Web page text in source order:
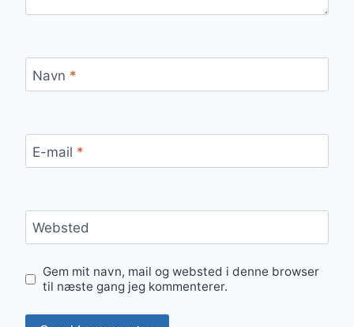
Navn *
E-mail *
Websted
Gem mit navn, mail og websted i denne browser
til næste gang jeg kommenterer.